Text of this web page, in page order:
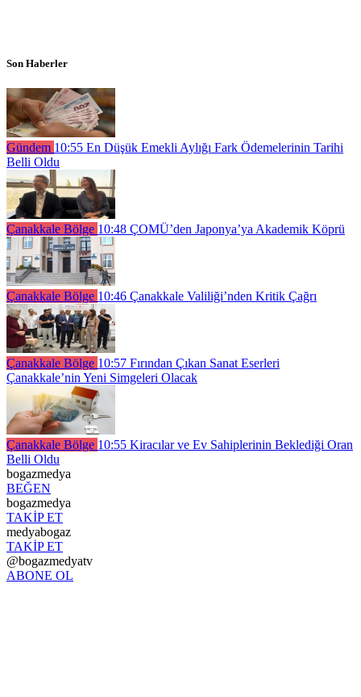
Son Haberler
Gündem 10:55 En Düşük Emekli Aylığı Fark Ödemelerinin Tarihi
Belli Oldu
Çanakkale Bölge 10:48 ÇOMÜ’den Japonya’ya Akademik Köprü
Çanakkale Bölge 10:46 Çanakkale Valiliği’nden Kritik Çağrı
Çanakkale Bölge 10:57 Fırından Çıkan Sanat Eserleri
Çanakkale’nin Yeni Simgeleri Olacak
Çanakkale Bölge 10:55 Kiracılar ve Ev Sahiplerinin Beklediği Oran
Belli Oldu
bogazmedya
BEĞEN
bogazmedya
TAKİP ET
medyabogaz
TAKİP ET
@bogazmedyatv
ABONE OL